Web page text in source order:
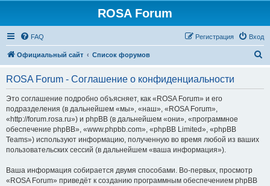
ROSA Forum
FAQ Вход
Регистрация
Официальный сайт Список форумов
ROSA Forum - Соглашение о конфиденциальности
Это соглашение подробно объясняет, как «ROSA Forum» и его
подразделения (в дальнейшем «мы», «наш», «ROSA Forum»,
«http://forum.rosa.ru») и phpBB (в дальнейшем «они», «программное
обеспечение phpBB», «www.phpbb.com», «phpBB Limited», «phpBB
Teams») используют информацию, полученную во время любой из ваших
пользовательских сессий (в дальнейшем «ваша информация»).
Ваша информация собирается двумя способами. Во-первых, просмотр
«ROSA Forum» приведёт к созданию программным обеспечением phpBB